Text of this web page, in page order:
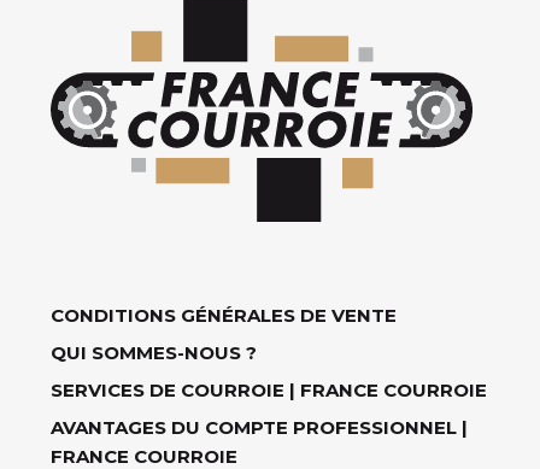
CONDITIONS GÉNÉRALES DE VENTE
QUI SOMMES-NOUS ?
SERVICES DE COURROIE | FRANCE COURROIE
AVANTAGES DU COMPTE PROFESSIONNEL |
FRANCE COURROIE